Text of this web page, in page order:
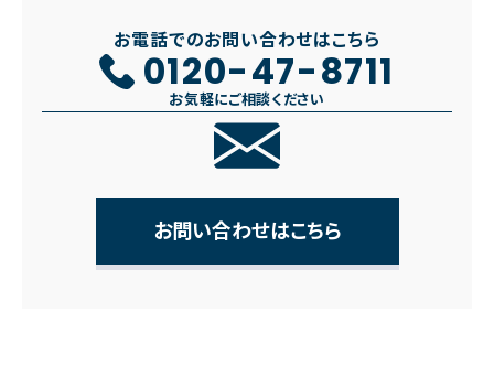
お電話でのお問い合わせはこちら
0120-47-8711
お気軽にご相談ください
お問い合わせはこちら